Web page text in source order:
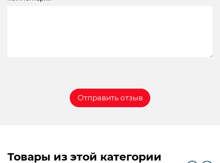
Товары из этой категории